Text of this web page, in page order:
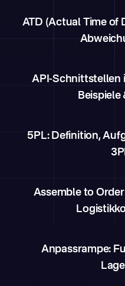
ATD (Actual Time of
API-Schnittstellen
5PL: Definition,
Assemble to
Anpassrampe: